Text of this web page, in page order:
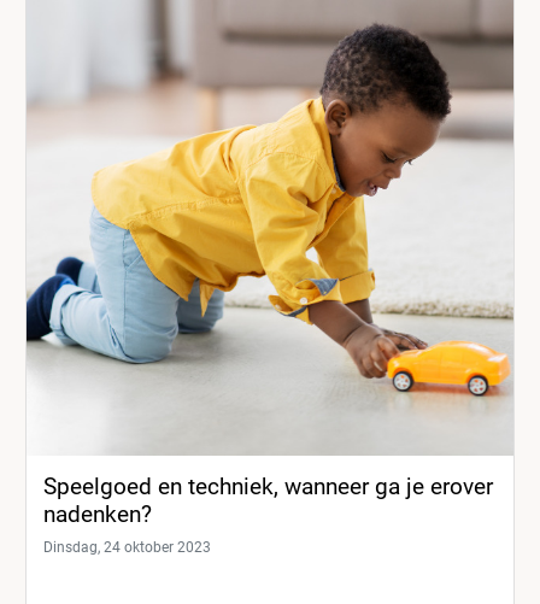
Speelgoed en techniek, wanneer ga je erover
nadenken?
Dinsdag, 24 oktober 2023